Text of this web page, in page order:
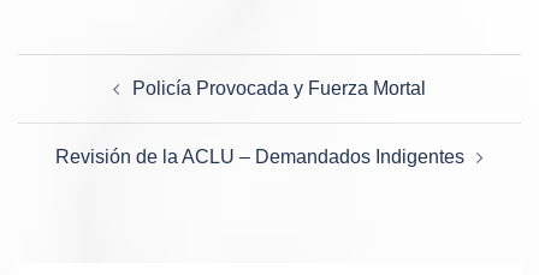
Policía Provocada y Fuerza Mortal
Revisión de la ACLU – Demandados Indigentes